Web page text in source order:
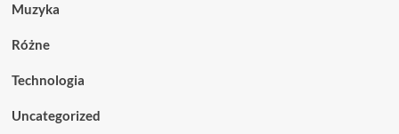
Muzyka
Różne
Technologia
Uncategorized